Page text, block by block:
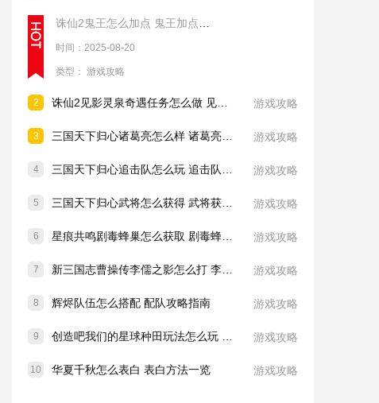
时间：2025-08-20
类型： 游戏攻略
2 游戏攻略
3 游戏攻略
4 游戏攻略
5 游戏攻略
6 游戏攻略
7 游戏攻略
8 辉烬队伍怎么搭配 配队攻略指南 游戏攻略
9 游戏攻略
10 华夏千秋怎么表白 表白方法一览 游戏攻略